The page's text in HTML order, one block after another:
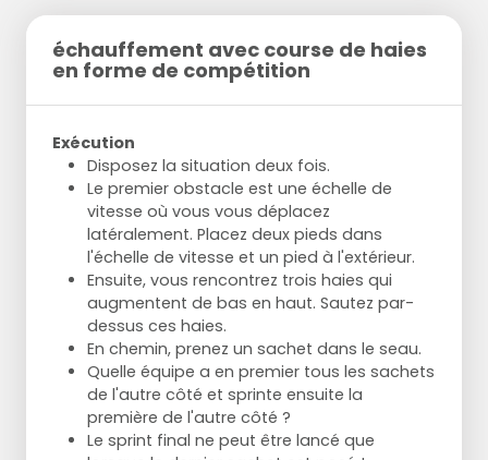
échauffement avec course de haies
en forme de compétition
Exécution
Disposez la situation deux fois.
Le premier obstacle est une échelle de
vitesse où vous vous déplacez
latéralement. Placez deux pieds dans
l'échelle de vitesse et un pied à l'extérieur.
Ensuite, vous rencontrez trois haies qui
augmentent de bas en haut. Sautez par-
dessus ces haies.
En chemin, prenez un sachet dans le seau.
Quelle équipe a en premier tous les sachets
de l'autre côté et sprinte ensuite la
première de l'autre côté ?
Le sprint final ne peut être lancé que